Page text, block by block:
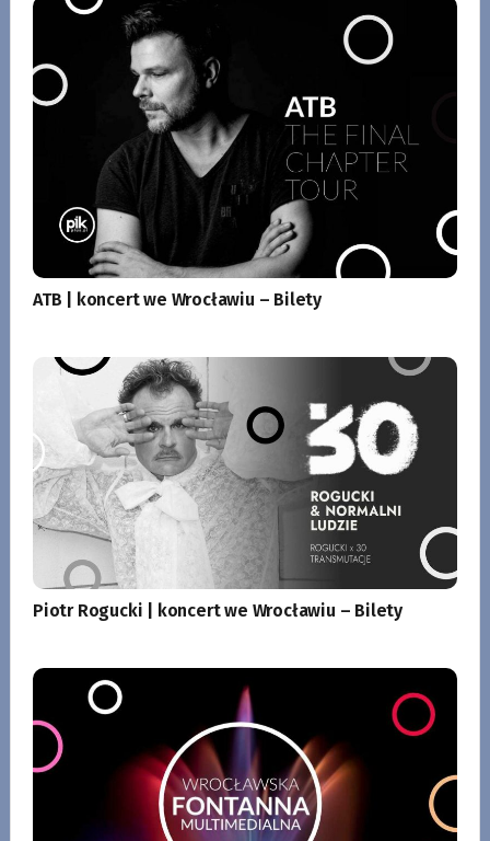
ATB | koncert we Wrocławiu – Bilety
Piotr Rogucki | koncert we Wrocławiu – Bilety